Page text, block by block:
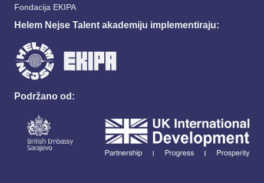
Fondacija EKIPA
Helem Nejse Talent akademiju implementiraju:
Podržano od: